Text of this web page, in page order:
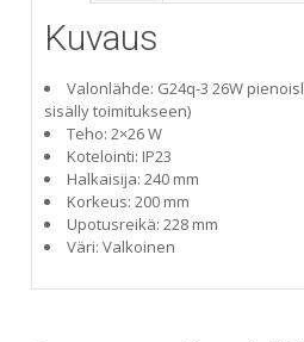
Kuvaus
Valonlähde: G24q-3 26W
sisälly toimitukseen)
Teho: 2×26 W
Kotelointi: IP23
Halkaisija: 240 mm
Korkeus: 200 mm
Upotusreikä: 228 mm
Väri: Valkoinen